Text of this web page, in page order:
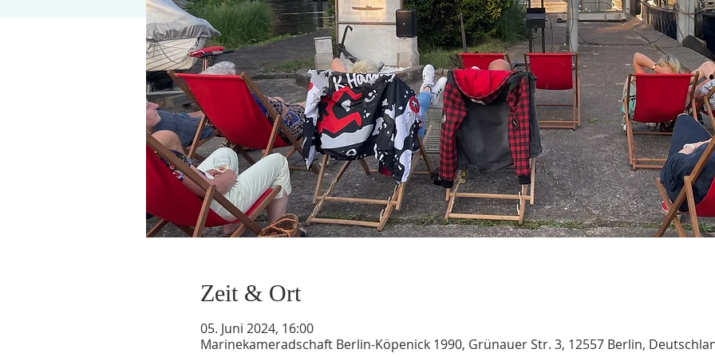
Zeit & Ort
05. Juni 2024, 16:00
Marinekameradschaft Berlin-Köpenick 1990, Grünauer Str. 3, 12557 Berlin,